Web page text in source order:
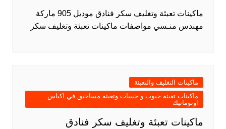
ماكينات تعبئة وتغليف سكر فنادق موديل 905 ماركة
مهندس منـسي مواصفات ماكينات تعبئة وتغليف سكر
ماكينات التغليف والتعبئة
ماكينات تعبئة حبوب و حبيبات وتعبئة مساحيق في اكياس
اوتوماتيك
ماكينات تعبئة وتغليف سكر فنادق